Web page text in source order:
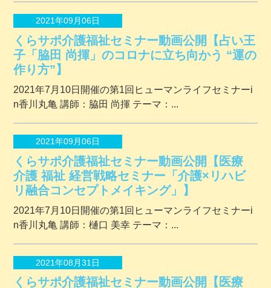
2021年09月06日
くらサポ介護福祉セミナー動画公開【占い王
子「脇田 尚揮」のコロナに立ち向かう “運の
作り方”】
2021年7月10日開催の第1回ヒューマンライフセミナーi
n香川丸亀 講師：脇田 尚揮 テーマ：...
2021年09月06日
くらサポ介護福祉セミナー動画公開【医療
介護 福祉 経営戦略セミナー「介護×リハビ
リ融合コンセプトメイキング」】
2021年7月10日開催の第1回ヒューマンライフセミナーi
n香川丸亀 講師：樋口 美幸 テーマ：...
2021年08月31日
くらサポ介護福祉セミナー動画公開【医療